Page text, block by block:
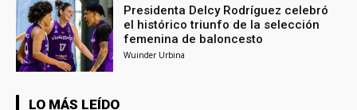
Presidenta Delcy Rodríguez celebró
el histórico triunfo de la selección
femenina de baloncesto
Wuinder Urbina
LO MÁS LEÍDO